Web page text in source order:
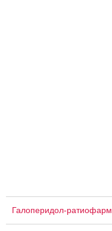
Галоперидол-ратиофарм